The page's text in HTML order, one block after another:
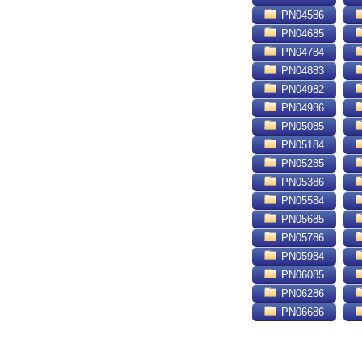
PN04586
PN04685
PN04784
PN04883
PN04982
PN04986
PN05085
PN05184
PN05285
PN05386
PN05584
PN05685
PN05786
PN05984
PN06085
PN06286
PN06686